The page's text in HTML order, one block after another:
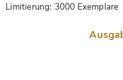
Limitierung: 3000 Exemplare